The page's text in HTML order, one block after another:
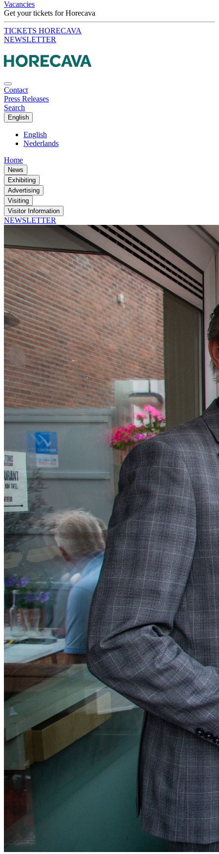
Vacancies
Get your tickets for Horecava
TICKETS HORECAVA
NEWSLETTER
Contact
Press Releases
Search
English
English
Nederlands
Home
News
Exhibiting
Advertising
Visiting
Visitor Information
NEWSLETTER